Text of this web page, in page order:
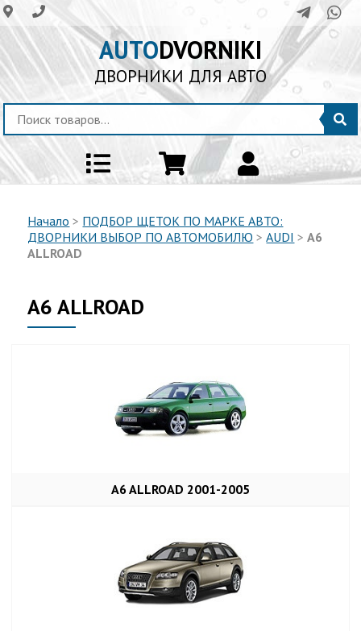
AUTODVORNIKI
ДВОРНИКИ ДЛЯ АВТО
Начало > ПОДБОР ЩЕТОК ПО МАРКЕ АВТО:
ДВОРНИКИ ВЫБОР ПО АВТОМОБИЛЮ >AUDI >A6
ALLROAD
A6 ALLROAD
A6 ALLROAD 2001-2005